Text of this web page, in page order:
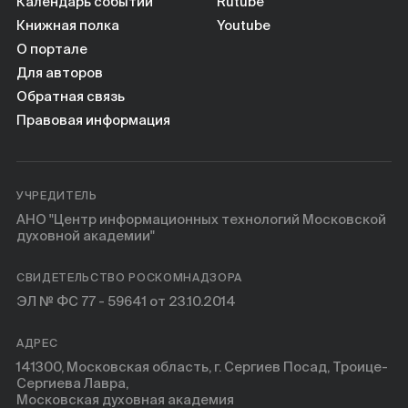
Книжная полка
О портале
Для авторов
Обратная связь
Правовая информация
Youtube
УЧРЕДИТЕЛЬ
АНО "Центр информационных технологий Московской
духовной академии"
СВИДЕТЕЛЬСТВО РОСКОМНАДЗОРА
ЭЛ № ФС 77 - 59641 от 23.10.2014
АДРЕС
141300, Московская область, г. Сергиев Посад, Троице-
Сергиева Лавра,
Московская духовная академия